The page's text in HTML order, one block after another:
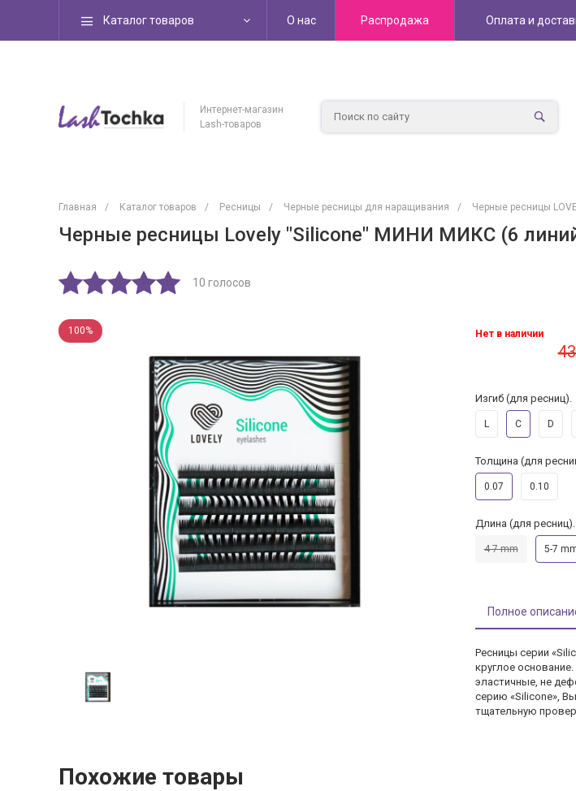
Каталог товаров О нас Распродажа Оплата и
Интернет-магазин
Lash-товаров
Главная / Каталог товаров / Ресницы / Черные ресницы для наращивания / Черные ресницы
Черные ресницы Lovely "Silicone" МИНИ МИКС (6
10 голосов
100% Нет в наличии
Изгиб (для ресниц).
L C D
Толщина (для
0.07 0.10
Длина (для ресниц).
4-7 mm 5-7
Полное
Ресницы серии
круглое
эластичные, не
серию «Silicone»,
тщательную
Похожие товары